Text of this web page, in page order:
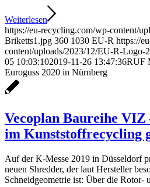
Weiterlesen
https://eu-recycling.com/wp-content/
Briketts1.jpg 360 1030 EU-R https://
content/uploads/2023/12/EU-R-Logo-
05 10:03:102019-11-26 13:47:36RUF
Euroguss 2020 in Nürnberg
Vecoplan Baureihe VIZ
im Kunststoffrecycling
Auf der K-Messe 2019 in Düsseldorf
neuen Shredder, der laut Hersteller
Schneidgeometrie ist: Über die Rotor-